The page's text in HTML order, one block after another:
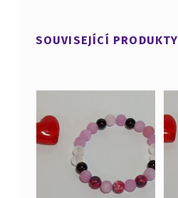
SOUVISEJÍCÍ PRODUKTY